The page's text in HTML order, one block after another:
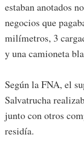
estaban anotados
negocios que
milímetros, 3
y una camioneta
Según la FNA, el
Salvatrucha
junto con otros
residía.